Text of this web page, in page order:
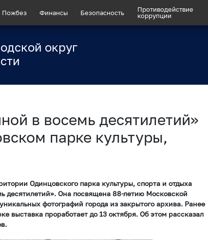
Пожбез Финансы Безопасность
Противодействие
коррупции
округ
в восемь десятилетий»
парке культуры,
Одинцовского парка культуры, спорта и отдыха
десятилетий». Она посвящена 88-летию Московской
фотографий города из закрытого архива. Ранее
выставка проработает до 13 октября. Об этом рассказал